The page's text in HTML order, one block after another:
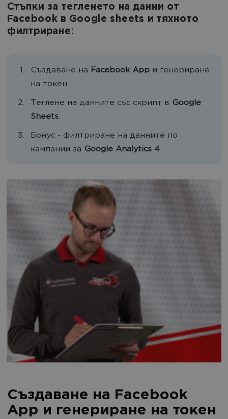
Стъпки за тегленето на данни от
Facebook в Google sheets и тяхното
филтриране:
Създаване на Facebook App и генериране
на токен.
Теглене на данните със скрипт в Google
Sheets.
Бонус - филтриране на данните по
кампании за Google Analytics 4.
Създаване на Facebook
App и генериране на токен